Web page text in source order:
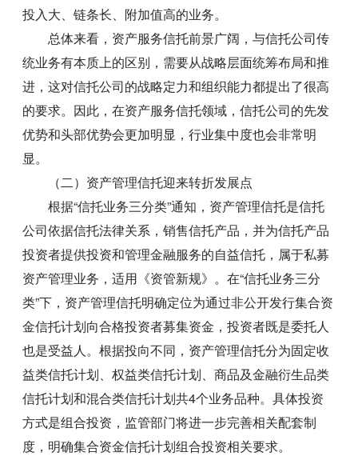
投入大、链条长、附加值高的业务。
总体来看，资产服务信托前景广阔，与信托公司传
统业务有本质上的区别，需要从战略层面统筹布局和推
进，这对信托公司的战略定力和组织能力都提出了很高
的要求。因此，在资产服务信托领域，信托公司的先发
优势和头部优势会更加明显，行业集中度也会非常明
显。
（二）资产管理信托迎来转折发展点
根据“信托业务三分类”通知，资产管理信托是信托
公司依据信托法律关系，销售信托产品，并为信托产品
投资者提供投资和管理金融服务的自益信托，属于私募
资产管理业务，适用《资管新规》。在“信托业务三分
类”下，资产管理信托明确定位为通过非公开发行集合资
金信托计划向合格投资者募集资金，投资者既是委托人
也是受益人。根据投向不同，资产管理信托分为固定收
益类信托计划、权益类信托计划、商品及金融衍生品类
信托计划和混合类信托计划共4个业务品种。具体投资
方式是组合投资，监管部门将进一步完善相关配套制
度，明确集合资金信托计划组合投资相关要求。